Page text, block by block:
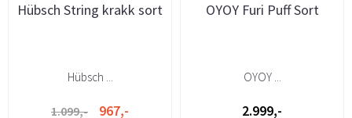
Hübsch String krakk sort
Hübsch ...
1.099,- 967,-
OYOY Furi Puff Sort
OYOY ...
2.999,-